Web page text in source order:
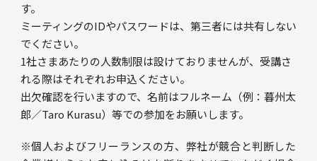
す。
ミーティングのIDやパスワードは、第三者には共有しない
でください。
1社さまあたりの人数制限は設けておりませんが、受講さ
れる際はそれぞれお申込ください。
出欠確認を行いますので、名前はフルネーム（例：暮州太
郎／Taro Kurasu）等での参加をお願いします。
※個人およびフリーランスの方、弊社が競合と判断した